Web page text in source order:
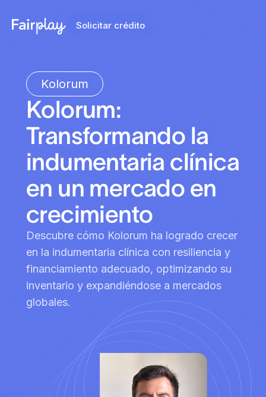
Solicitar crédito
Kolorum
Kolorum:
Transformando la
indumentaria clínica
en un mercado en
crecimiento
Descubre cómo Kolorum ha logrado crecer
en la indumentaria clínica con resiliencia y
financiamiento adecuado, optimizando su
inventario y expandiéndose a mercados
globales.